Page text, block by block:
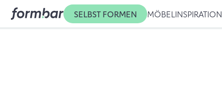
SELBST FORMEN MÖBEL INSPIRATION